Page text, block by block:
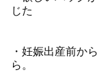
じた
・妊娠出産前か
ら。